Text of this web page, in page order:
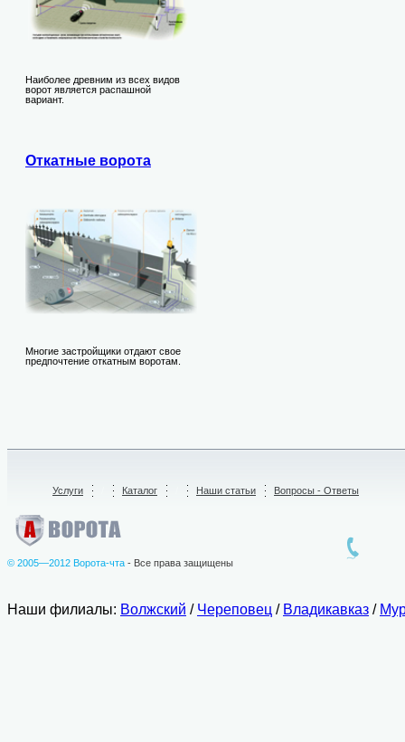
Наиболее древним из всех видов
ворот является распашной
вариант.
Откатные ворота
Многие застройщики отдают свое
предпочтение откатным воротам.
Услуги Каталог Наши статьи Вопросы - Ответы
© 2005—2012 Ворота-чта - Все права защищены
Наши филиалы: Волжский / Череповец / Владикавказ /